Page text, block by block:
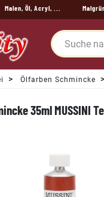
Malen, Öl, Acryl, ...
Ölfarben Schmincke
35ml MUSSINI